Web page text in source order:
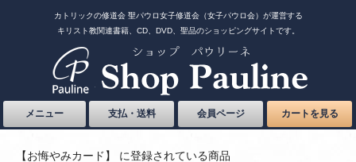
カトリックの修道会 聖パウロ女子修道会（女子パウロ会）が運営する
キリスト教関連書籍、CD、DVD、聖品のショッピングサイトです。
メニュー 支払・送料 会員ページ カートを見る
【お悔やみカード】 に登録されている商品